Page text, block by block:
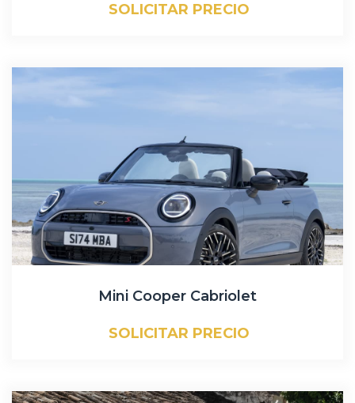
SOLICITAR PRECIO
Mini Cooper Cabriolet
SOLICITAR PRECIO